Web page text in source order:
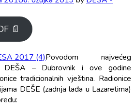
📄
Povodom najvećeg
DEŠA – Dubrovnik i ove godine
tradicionalnih vještina. Radionice
DEŠE (zadnja lađa u Lazaretima)